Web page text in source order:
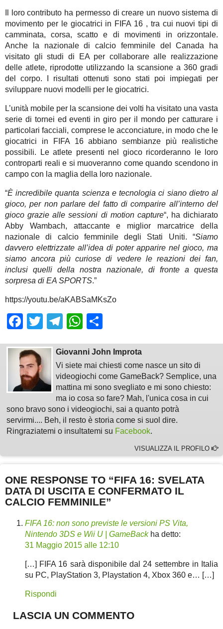
Il loro contributo ha permesso di creare un nuovo sistema di
movimento per le giocatrici in FIFA 16 , tra cui nuovi tipi di
camminata, corsa, scatto e di movimenti in orizzontale.
Anche la nazionale di calcio femminile del Canada ha
visitato gli studi di EA per collaborare alle realizzazione
delle atlete, riprodotte utilizzando la scansione a 360 gradi
del corpo. I risultati ottenuti sono stati poi impiegati per
sviluppare nuovi modelli per le giocatrici.
L’unità mobile per la scansione dei volti ha visitato una vasta
serie di tornei ed eventi in giro per il mondo per catturare i
particolari facciali, comprese le acconciature, in modo che le
giocatrici in FIFA 16 abbiano sembianze più realistiche
possibili. Le atlete presenti nel gioco ricorderanno le loro
controparti reali e si muoveranno come quando scendono in
campo con la maglia della loro nazionale.
“È incredibile quanta scienza e tecnologia ci siano dietro al
gioco, per non parlare del fatto di comparire all’interno del
gioco grazie alle sessioni di motion capture“, ha dichiarato
Abby Wambach, attaccante e miglior marcatrice della
nazionale di calcio femminile degli Stati Uniti. “Siamo
davvero elettrizzate all’idea di poter apparire nel gioco, ma
siamo ancora più curiose di vedere le reazioni dei fan,
inclusi quelli della nostra nazionale, di fronte a questa
sorpresa di EA SPORTS.”
https://youtu.be/aKABSaMKsZo
Facebook
TwitterTelegram
WhatsApp
Giovanni John Improta
Vi siete mai chiesti come nasce un sito di
videogiochi come GameBack? Semplice, una
mattina mi sono svegliato e mi sono chiesto:
ma io cosa so fare? Mah, l'unica cosa in cui
sono bravo sono i videogiochi, sai a quanto potrà
servirmi.... Beh, il resto è storia come si suol dire.
Ringraziatemi o insultatemi su Facebook.
VISUALIZZA IL PROFILO
ONE RESPONSE TO “FIFA 16: SVELATA
DATA DI USCITA E CONFERMATO IL
CALCIO FEMMINILE”
FIFA 16: non sono previste le versioni PS Vita,
Nintendo 3DS e Wii U | GameBack ha detto:
31 Maggio 2015 alle 12:10
[…] FIFA 16 sarà disponibile dal 24 settembre in Italia
su PC, PlayStation 3, Playstation 4, Xbox 360 e… […]
Rispondi
LASCIA UN COMMENTO